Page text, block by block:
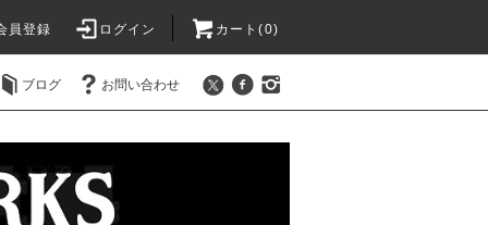
員登録 ログイン カート(0)
ブログ お問い合わせ